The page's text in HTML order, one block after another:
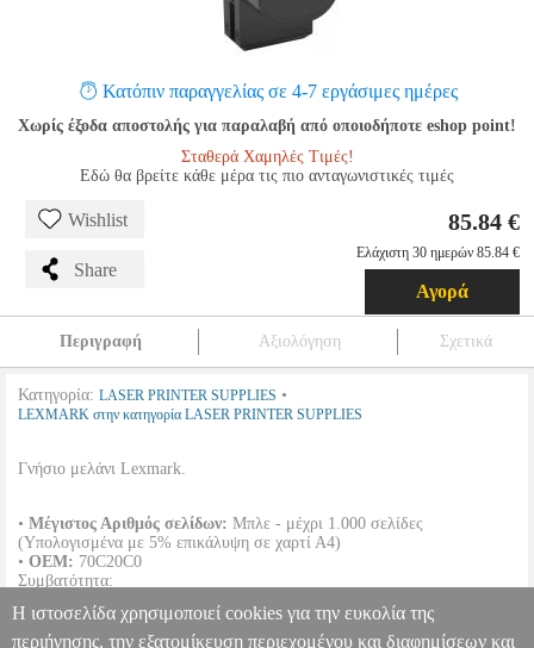
Κατόπιν παραγγελίας σε 4-7 εργάσιμες ημέρες
Χωρίς έξοδα αποστολής για παραλαβή από οποιοδήποτε eshop point!
Σταθερά Χαμηλές Τιμές!
Εδώ θα βρείτε κάθε μέρα τις πιο ανταγωνιστικές τιμές
Wishlist
Share
85.84 €
Ελάχιστη 30 ημερών 85.84 €
Αγορά
Περιγραφή Αξιολόγηση Σχετικά
Κατηγορία: LASER PRINTER SUPPLIES •
LEXMARK στην κατηγορία LASER PRINTER SUPPLIES
Γνήσιο μελάνι Lexmark.
• Μέγιστος Αριθμός σελίδων: Μπλε - μέχρι 1.000 σελίδες
(Υπολογισμένα με 5% επικάλυψη σε χαρτί Α4)
• OEM: 70C20C0
Συμβατότητα:
LEXMARK
CS310N | CS310DN | CS410N | CS510DE | CS410DN |
Η ιστοσελίδα χρησιμοποιεί cookies για την ευκολία της
περιήγησης, την εξατομίκευση περιεχομένου και διαφημίσεων και